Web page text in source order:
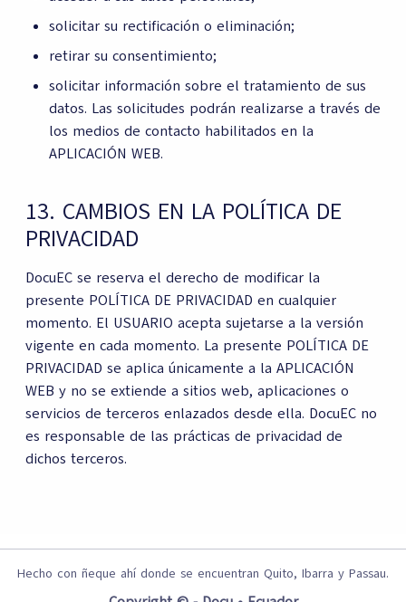
solicitar su rectificación o eliminación;
retirar su consentimiento;
solicitar información sobre el tratamiento de sus
datos. Las solicitudes podrán realizarse a través de
los medios de contacto habilitados en la
APLICACIÓN WEB.
13. CAMBIOS EN LA POLÍTICA DE
PRIVACIDAD
DocuEC se reserva el derecho de modificar la
presente POLÍTICA DE PRIVACIDAD en cualquier
momento. El USUARIO acepta sujetarse a la versión
vigente en cada momento. La presente POLÍTICA DE
PRIVACIDAD se aplica únicamente a la APLICACIÓN
WEB y no se extiende a sitios web, aplicaciones o
servicios de terceros enlazados desde ella. DocuEC no
es responsable de las prácticas de privacidad de
dichos terceros.
Hecho con ñeque ahí donde se encuentran Quito, Ibarra y Passau.